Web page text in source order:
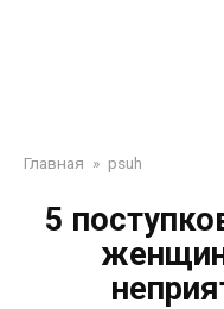
Главная » psuh
5